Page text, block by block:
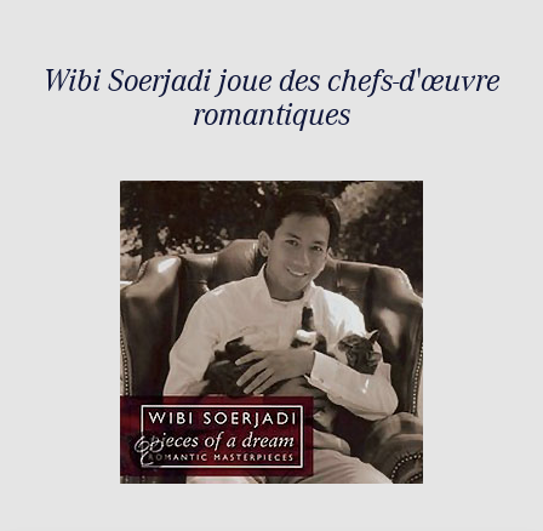
Wibi Soerjadi joue des chefs-d'œuvre
romantiques